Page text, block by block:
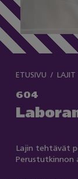
ETUSIVU LAJIT
604
Lajin tehtävät
Perustutkinnon